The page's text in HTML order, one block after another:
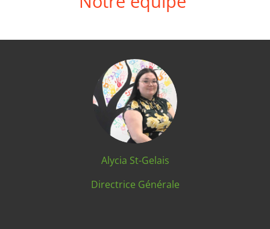
Alycia St-Gelais
Directrice Générale